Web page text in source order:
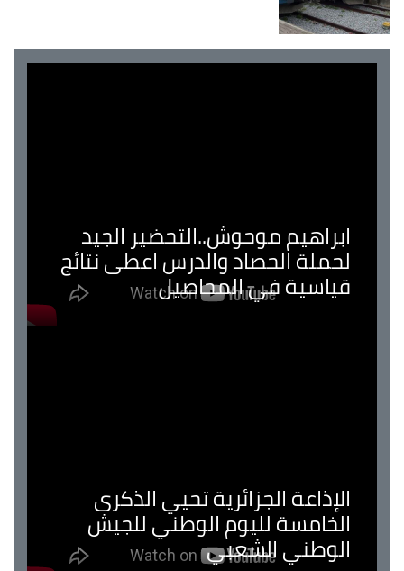
ابراهيم موحوش..التحضير الجيد
لحملة الحصاد والدرس اعطى نتائج
قياسية في المحاصيل
الإذاعة الجزائرية تحيي الذكرى
الخامسة لليوم الوطني للجيش
الوطني الشعبي